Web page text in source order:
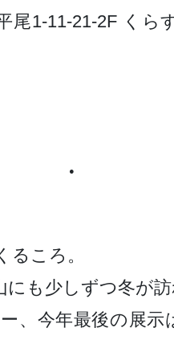
尾1-11-21-2F くら
●
るころ。
にも少しずつ冬が
、今年最後の展示